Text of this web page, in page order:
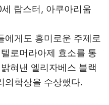
랍스터, 아쿠아리움
에게도 흥미로운 주제로
로머라아제 효소를 통
혀낸 엘리자베스 블랙
의학상을 수상했다.